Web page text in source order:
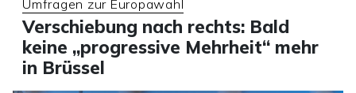
Umfragen zur Europawahl
Verschiebung nach rechts: Bald
keine „progressive Mehrheit“ mehr
in Brüssel